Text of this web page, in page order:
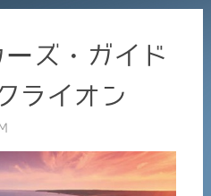
ズ・ガイド
ライオン